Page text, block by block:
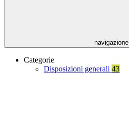
navigazione
Categorie
Disposizioni generali 43